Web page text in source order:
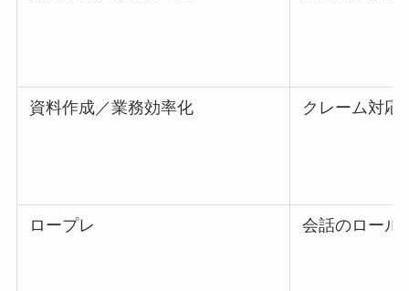
資料作成／業務効率化 クレーム対応
ロープレ 会話のロール